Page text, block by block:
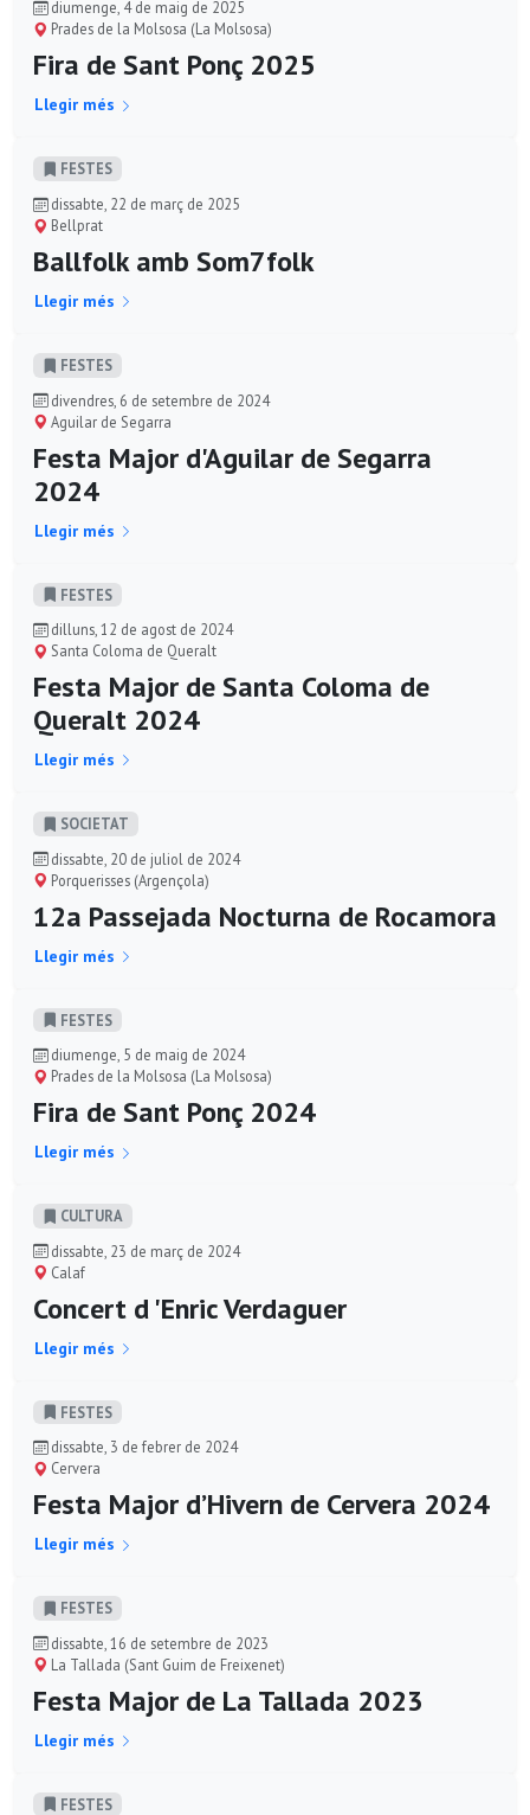
diumenge, 4 de maig de 2025
Prades de la Molsosa (La Molsosa)
Fira de Sant Ponç 2025
Llegir més
FESTES
dissabte, 22 de març de 2025
Bellprat
Ballfolk amb Som7folk
Llegir més
FESTES
divendres, 6 de setembre de 2024
Aguilar de Segarra
Festa Major d'Aguilar de Segarra
2024
Llegir més
FESTES
dilluns, 12 de agost de 2024
Santa Coloma de Queralt
Festa Major de Santa Coloma de
Queralt 2024
Llegir més
SOCIETAT
dissabte, 20 de juliol de 2024
Porquerisses (Argençola)
12a Passejada Nocturna de Rocamora
Llegir més
FESTES
diumenge, 5 de maig de 2024
Prades de la Molsosa (La Molsosa)
Fira de Sant Ponç 2024
Llegir més
CULTURA
dissabte, 23 de març de 2024
Calaf
Concert d 'Enric Verdaguer
Llegir més
FESTES
dissabte, 3 de febrer de 2024
Cervera
Festa Major d’Hivern de Cervera 2024
Llegir més
FESTES
dissabte, 16 de setembre de 2023
La Tallada (Sant Guim de Freixenet)
Festa Major de La Tallada 2023
Llegir més
FESTES